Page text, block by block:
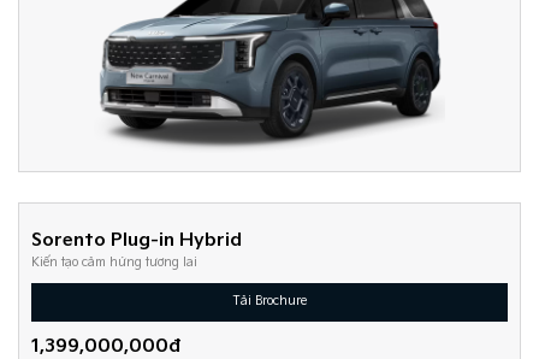
Sorento Plug-in Hybrid
Kiến tạo cảm hứng tương lai
Tải Brochure
1,399,000,000đ